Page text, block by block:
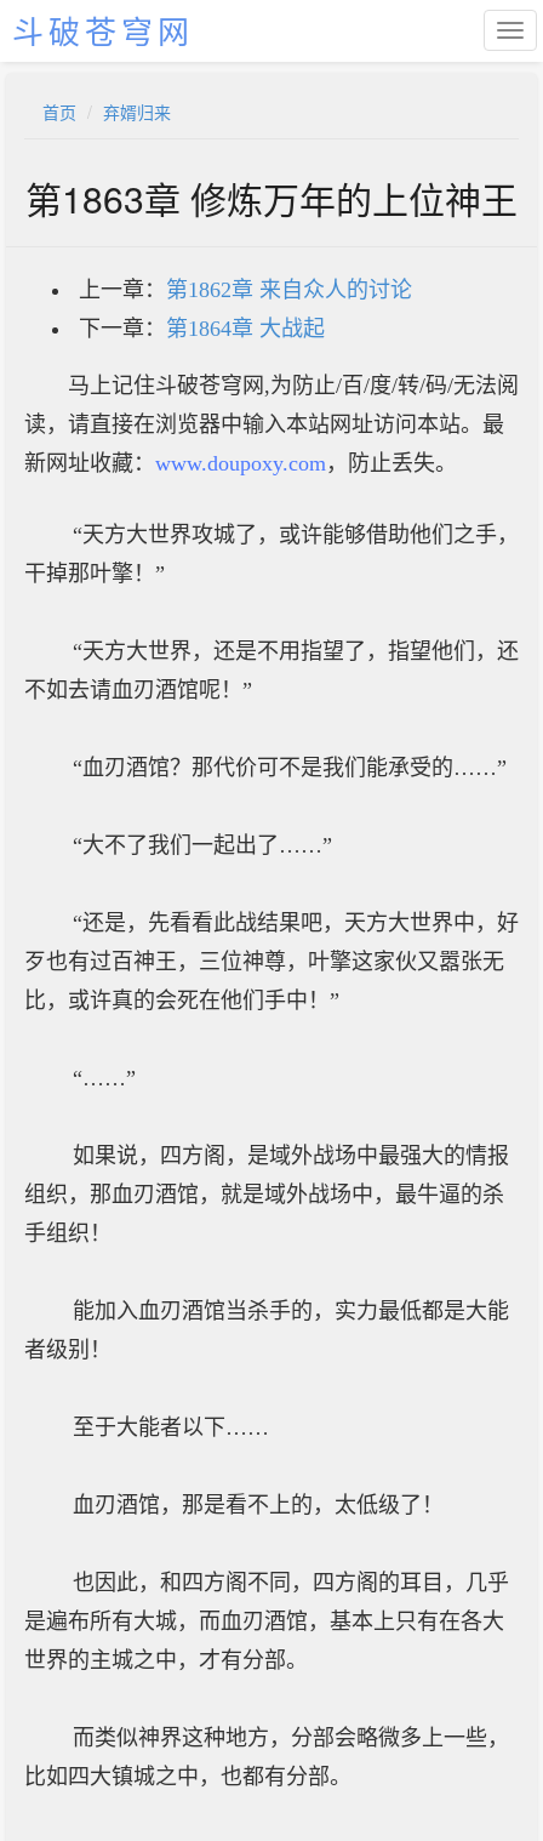
斗破苍穹网
首页 弃婿归来
第1863章 修炼万年的上位神王
上一章： 第1862章 来自众人的讨论
下一章： 第1864章 大战起
马上记住斗破苍穹网,为防止/百/度/转/码/无法阅
读，请直接在浏览器中输入本站网址访问本站。最
新网址收藏： www.doupoxy.com，防止丢失。
“天方大世界攻城了，或许能够借助他们之手，
干掉那叶擎！”
“天方大世界，还是不用指望了，指望他们，还
不如去请血刃酒馆呢！”
“血刃酒馆？那代价可不是我们能承受的……”
“大不了我们一起出了……”
“还是，先看看此战结果吧，天方大世界中，好
歹也有过百神王，三位神尊，叶擎这家伙又嚣张无
比，或许真的会死在他们手中！”
“……”
如果说，四方阁，是域外战场中最强大的情报
组织，那血刃酒馆，就是域外战场中，最牛逼的杀
手组织！
能加入血刃酒馆当杀手的，实力最低都是大能
者级别！
至于大能者以下……
血刃酒馆，那是看不上的，太低级了！
也因此，和四方阁不同，四方阁的耳目，几乎
是遍布所有大城，而血刃酒馆，基本上只有在各大
世界的主城之中，才有分部。
而类似神界这种地方，分部会略微多上一些，
比如四大镇城之中，也都有分部。